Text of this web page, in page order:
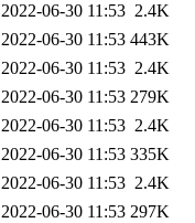
2022-06-30 11:53 2.4K
2022-06-30 11:53 443K
2022-06-30 11:53 2.4K
2022-06-30 11:53 279K
2022-06-30 11:53 2.4K
2022-06-30 11:53 335K
2022-06-30 11:53 2.4K
2022-06-30 11:53 297K